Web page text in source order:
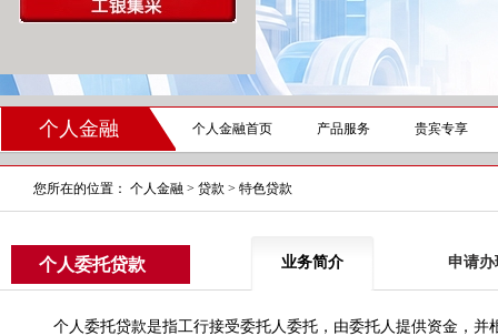
个人金融 个人金融首页 产品服务 贵宾专享
您所在的位置： 个人金融 > 贷款 > 特色贷款
个人委托贷款 业务简介 申请办
个人委托贷款是指工行接受委托人委托，由委托人提供资金，并